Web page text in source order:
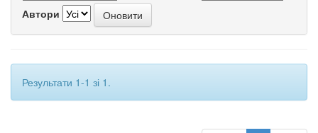
Автори
Результати 1-1 зі 1.